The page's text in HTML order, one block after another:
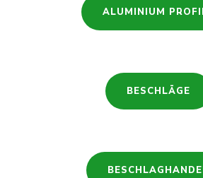
ALUMINIUM
BESCHLÄGE